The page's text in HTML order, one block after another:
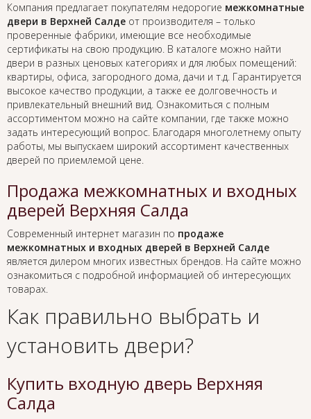
Компания предлагает покупателям недорогие межкомнатные
двери в Верхней Салде от производителя – только
проверенные фабрики, имеющие все необходимые
сертификаты на свою продукцию. В каталоге можно найти
двери в разных ценовых категориях и для любых помещений:
квартиры, офиса, загородного дома, дачи и т.д. Гарантируется
высокое качество продукции, а также ее долговечность и
привлекательный внешний вид. Ознакомиться с полным
ассортиментом можно на сайте компании, где также можно
задать интересующий вопрос. Благодаря многолетнему опыту
работы, мы выпускаем широкий ассортимент качественных
дверей по приемлемой цене.
Продажа межкомнатных и входных
дверей Верхняя Салда
Современный интернет магазин по продаже
межкомнатных и входных дверей в Верхней Салде
является дилером многих известных брендов. На сайте можно
ознакомиться с подробной информацией об интересующих
товарах.
Как правильно выбрать и
установить двери?
Купить входную дверь Верхняя
Салда